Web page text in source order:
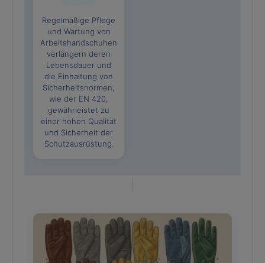
Regelmäßige Pflege
und Wartung von
Arbeitshandschuhen
verlängern deren
Lebensdauer und
die Einhaltung von
Sicherheitsnormen,
wie der EN 420,
gewährleistet zu
einer hohen Qualität
und Sicherheit der
Schutzausrüstung.